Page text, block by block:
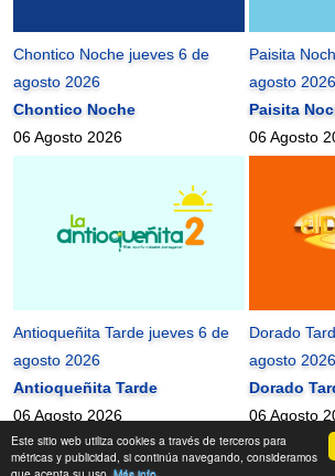
Este sitio web utiliza cookies a través de terceros para
métricas y publicidad, si continúa navegando, consideramos
Chontico Noche jueves 6 de
agosto 2026
Chontico Noche
06 Agosto 2026
Paisita
agosto 2026
Paisita
06 Agosto
Antioqueñita Tarde jueves 6 de
agosto 2026
Antioqueñita Tarde
06 Agosto 2026
Dorado
agosto 2026
Dorado
06 Agosto
mundonets2010-2026